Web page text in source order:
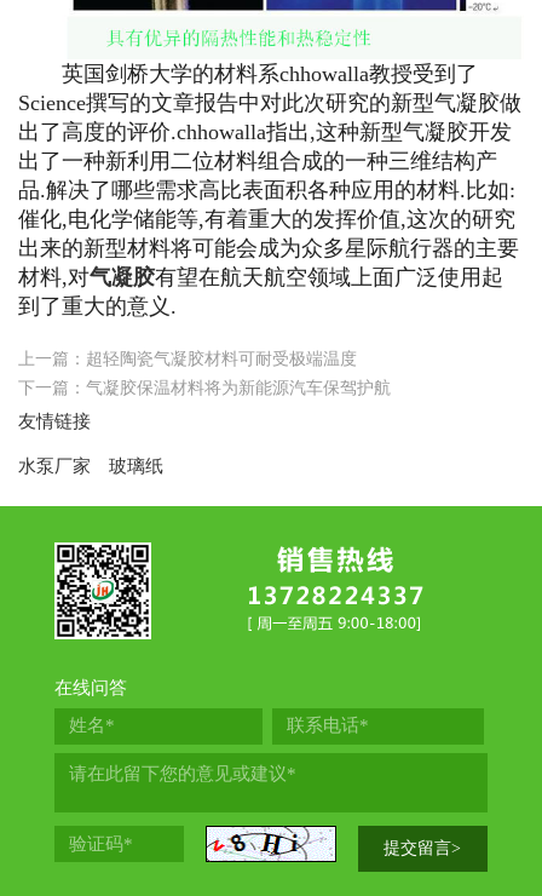
英国剑桥大学的材料系chhowalla教授受到了
Science撰写的文章报告中对此次研究的新型气凝胶做
出了高度的评价.chhowalla指出,这种新型气凝胶开发
出了一种新利用二位材料组合成的一种三维结构产
品.解决了哪些需求高比表面积各种应用的材料.比如:
催化,电化学储能等,有着重大的发挥价值,这次的研究
出来的新型材料将可能会成为众多星际航行器的主要
材料,对气凝胶有望在航天航空领域上面广泛使用起
到了重大的意义.
上一篇： 超轻陶瓷气凝胶材料可耐受极端温度
下一篇： 气凝胶保温材料将为新能源汽车保驾护航
友情链接
水泵厂家 玻璃纸
在线问答